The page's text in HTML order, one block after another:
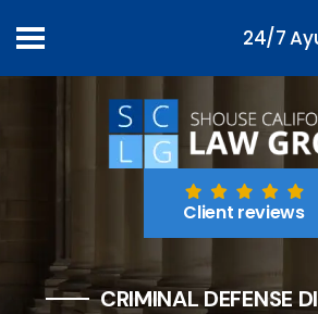
Client reviews
CRIMINAL DEFENSE
24/7